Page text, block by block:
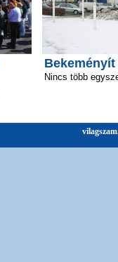
Bekeményít
Nincs több